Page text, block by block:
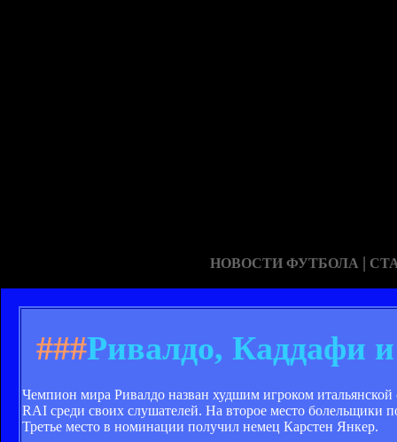
НОВОСТИ ФУТБОЛА |
###Ривалдо, Каддафи
Чемпион мира Ривалдо назван худшим игроком итальянской
RAI среди своих слушателей. На второе место
Третье место в номинации получил немец Карстен Янкер.